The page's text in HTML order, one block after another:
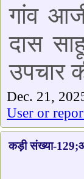
गांव
दास
उपचार
Dec. 21,
User or
कड़ी संख्या-